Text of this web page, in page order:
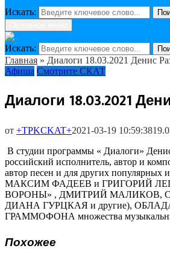
Искать:
Искать:
Главная » Диалоги 18.03.2021 Денис
Афиша Смотрите СКАТ
Диалоги 18.03.2021
от +TPKCKAT+2021-03-19 10:59:38
В студии программы « Диалоги»
российский исполнитель, автор и
автор песен и для других популярных
МАКСИМ ФАДЕЕВ и ГРИГОРИЙ
ВОРОНЫ» , ДМИТРИЙ МАЛИКОВ,
ДИАНА ГУРЦКАЯ и другие),
ГРАММОФОНА множества
Похожее